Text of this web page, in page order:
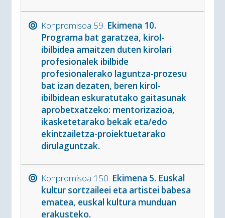
Konpromisoa 59. Ekimena 10.
Programa bat garatzea, kirol-
ibilbidea amaitzen duten kirolari
profesionalek ibilbide
profesionalerako laguntza-prozesu
bat izan dezaten, beren kirol-
ibilbidean eskuratutako gaitasunak
aprobetxatzeko: mentorizazioa,
ikasketetarako bekak eta/edo
ekintzailetza-proiektuetarako
dirulaguntzak.
Konpromisoa 150. Ekimena 5. Euskal
kultur sortzaileei eta artistei babesa
ematea, euskal kultura munduan
erakusteko.